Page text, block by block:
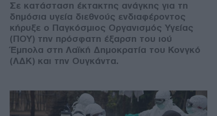
Σε κατάσταση έκτακτης ανάγκης για τη
δημόσια υγεία διεθνούς ενδιαφέροντος
κήρυξε ο Παγκόσμιος Οργανισμός Υγείας
(ΠΟΥ) την πρόσφατη έξαρση του ιού
Έμπολα στη Λαϊκή Δημοκρατία του Κονγκό
(ΛΔΚ) και την Ουγκάντα.